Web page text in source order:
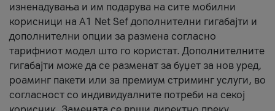
изненадувања и им подарува на сите мобилни
корисници на A1 Net Sef дополнителни гигабајти и
дополнителни опции за размена согласно
тарифниот модел што го користат. Дополнителните
гигабајти може да се разменат за буџет за нов уред,
роаминг пакети или за премиум стриминг услуги, во
согласност со индивидуалните потреби на секој